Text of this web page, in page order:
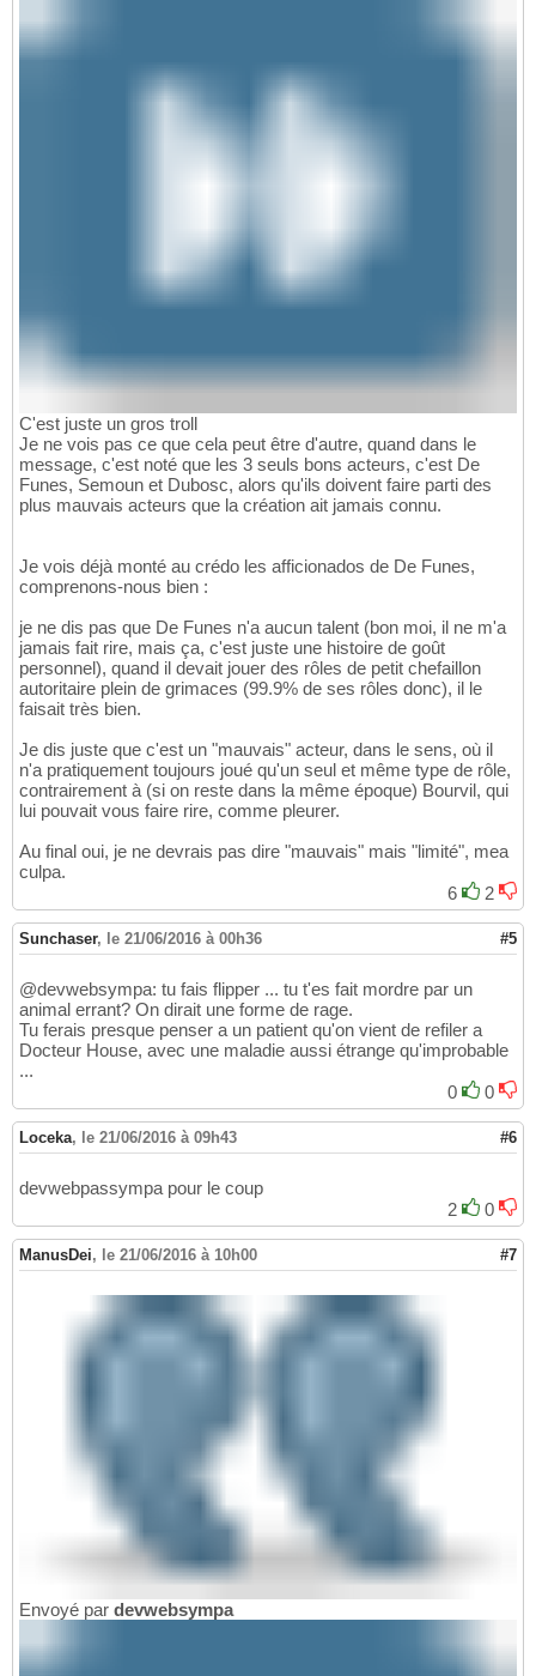
C'est juste un gros troll
Je ne vois pas ce que cela peut être d'autre, quand dans le
message, c'est noté que les 3 seuls bons acteurs, c'est De
Funes, Semoun et Dubosc, alors qu'ils doivent faire parti des
plus mauvais acteurs que la création ait jamais connu.
Je vois déjà monté au crédo les afficionados de De Funes,
comprenons-nous bien :
je ne dis pas que De Funes n'a aucun talent (bon moi, il ne m'a
jamais fait rire, mais ça, c'est juste une histoire de goût
personnel), quand il devait jouer des rôles de petit chefaillon
autoritaire plein de grimaces (99.9% de ses rôles donc), il le
faisait très bien.
Je dis juste que c'est un "mauvais" acteur, dans le sens, où il
n'a pratiquement toujours joué qu'un seul et même type de rôle,
contrairement à (si on reste dans la même époque) Bourvil, qui
lui pouvait vous faire rire, comme pleurer.
Au final oui, je ne devrais pas dire "mauvais" mais "limité", mea
culpa.
6
2
Sunchaser, le 21/06/2016 à 00h36 #5
@devwebsympa: tu fais flipper ... tu t'es fait mordre par un
animal errant? On dirait une forme de rage.
Tu ferais presque penser a un patient qu'on vient de refiler a
Docteur House, avec une maladie aussi étrange qu'improbable
...
0
0
Loceka, le 21/06/2016 à 09h43 #6
devwebpassympa pour le coup
2
0
ManusDei, le 21/06/2016 à 10h00 #7
Envoyé par devwebsympa